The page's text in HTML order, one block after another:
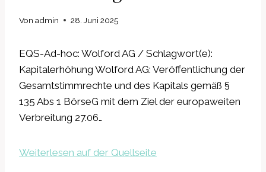
Von admin 28. Juni 2025
EQS-Ad-hoc: Wolford AG / Schlagwort(e):
Kapitalerhöhung Wolford AG: Veröffentlichung der
Gesamtstimmrechte und des Kapitals gemäß §
135 Abs 1 BörseG mit dem Ziel der europaweiten
Verbreitung 27.06…
Weiterlesen auf der Quellseite